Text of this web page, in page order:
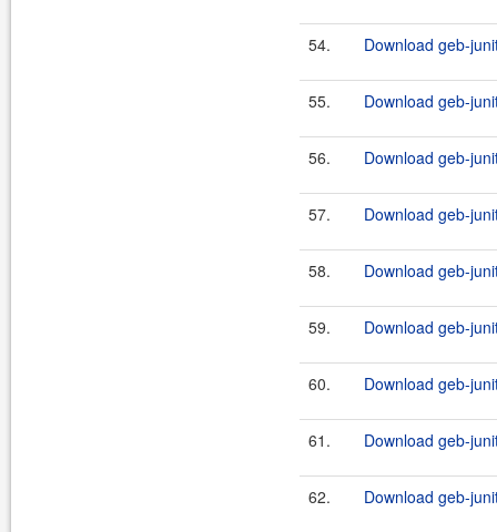
54. Download geb-
55. Download geb-
56. Download geb-
57. Download geb-
58. Download geb-
59. Download geb-
60. Download geb-
61. Download geb-
62. Download geb-